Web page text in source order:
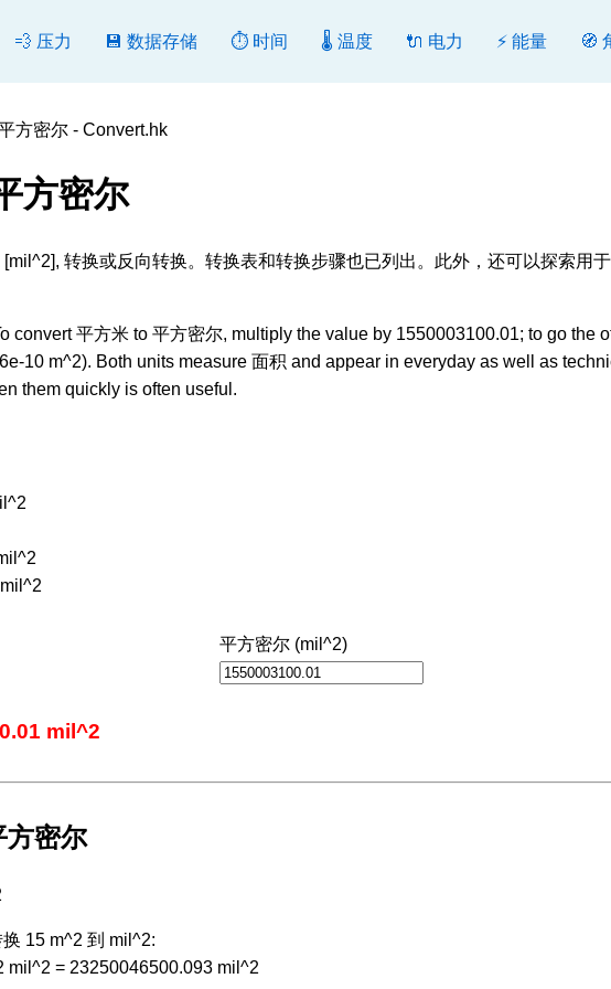
💨 压力 💾 数据存储 ⏱️ 时间 🌡️ 温度 🔌 电力 ⚡ 能量 🧭
方密尔 - Convert.hk
方密尔
转换或反向转换。转换表和转换步骤也已列出。此外，还可以探索用
convert 平方米 to 平方密尔, multiply the value by 1550003100.01; to go the
10 m^2). Both units measure 面积 and appear in everyday as well as
them quickly is often useful.
平方密尔 (mil^2)
mil^2
方密尔
15 m^2 到 mil^2:
mil^2 = 23250046500.093 mil^2